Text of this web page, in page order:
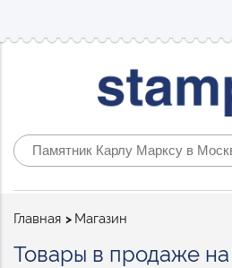
Строка
Главная Магазин
Товары в продаже на